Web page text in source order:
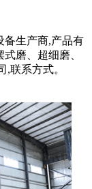
备生产商,产品有
磨、超细磨、
联系方式。